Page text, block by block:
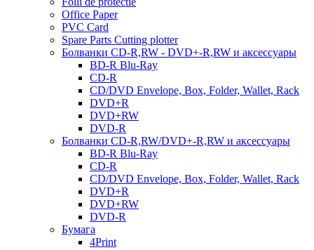
Office Paper
PVC Card
Spare Parts Cutting plotter
Болванки CD-R,RW - DVD+-R,RW и аксессуары
BD-R Blu-Ray
CD-R
CD/DVD Envelope, Box, Folder, Wallet, Rack
DVD+R
DVD+RW
DVD-R
Болванки CD-R,RW/DVD+-R,RW и аксессуары
BD-R Blu-Ray
CD-R
CD/DVD Envelope, Box, Folder, Wallet, Rack
DVD+R
DVD+RW
DVD-R
Бумага
4Print